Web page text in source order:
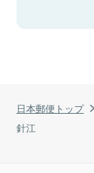
日本郵便トップ
針江